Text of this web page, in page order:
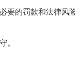
要的罚款和法律风
。